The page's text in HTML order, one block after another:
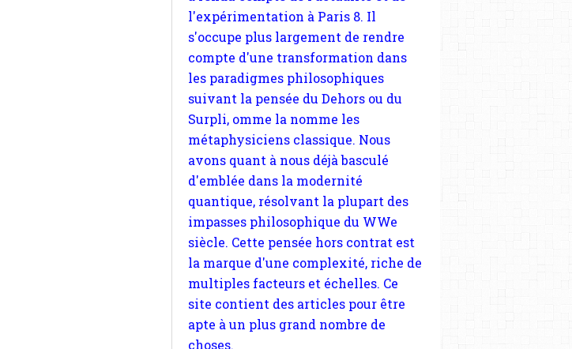
suivant la pensée du Dehors ou du
Surpli, omme la nomme les
métaphysiciens classique. Nous
avons quant à nous déjà basculé
d'emblée dans la modernité
quantique, résolvant la plupart des
impasses philosophique du WWe
siècle. Cette pensée hors contrat est
la marque d'une complexité, riche de
multiples facteurs et échelles. Ce
site contient des articles pour être
apte à un plus grand nombre de
choses.